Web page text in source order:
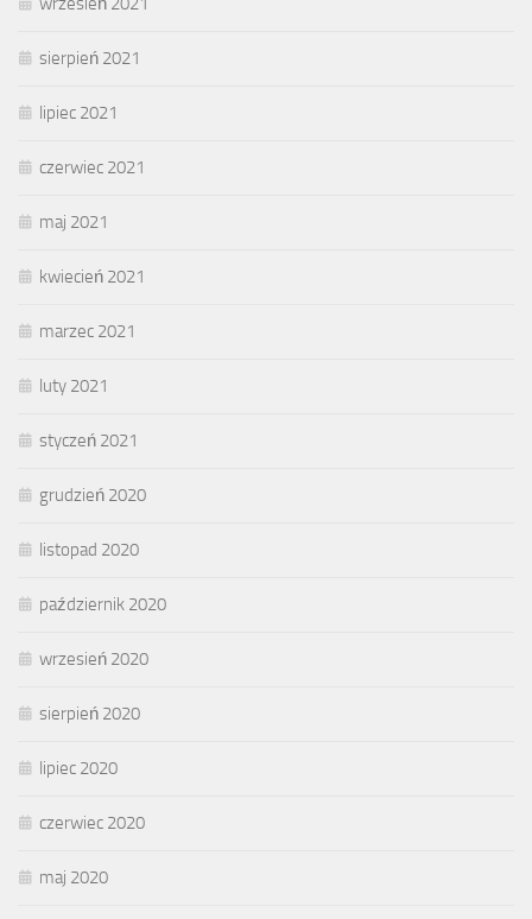
sierpień 2021
lipiec 2021
czerwiec 2021
maj 2021
kwiecień 2021
marzec 2021
luty 2021
styczeń 2021
grudzień 2020
listopad 2020
październik 2020
wrzesień 2020
sierpień 2020
lipiec 2020
czerwiec 2020
maj 2020